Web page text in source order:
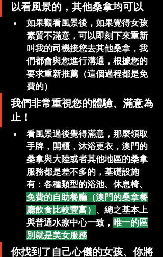
以看風景的，其他桑拿均可以
如果觀看風景後，如果覺得女孩
素質不滿意，可以即刻下來重新
叫我的司機接您去其他桑拿，我
們都會與您進行溝通，根據您的
要求重新推薦（這個過程都是免
費的）
我們非常重視您的體驗、滿意為
止！
看風景過後覺得滿意，那麼領取
手牌，開櫃，沐浴更衣，澳門的
桑拿與大陸或者其他地區的桑拿
服務都是差不多的，基礎設施
有：各種類型的浴池、休息椅、
免費的自助餐廳（澳門的桑拿餐
廳飲食比較豐富） 、總之基本上
與普通水療中心一致， 唯一的區
別就是美女服務
你找到了自己心儀的女孩、你將